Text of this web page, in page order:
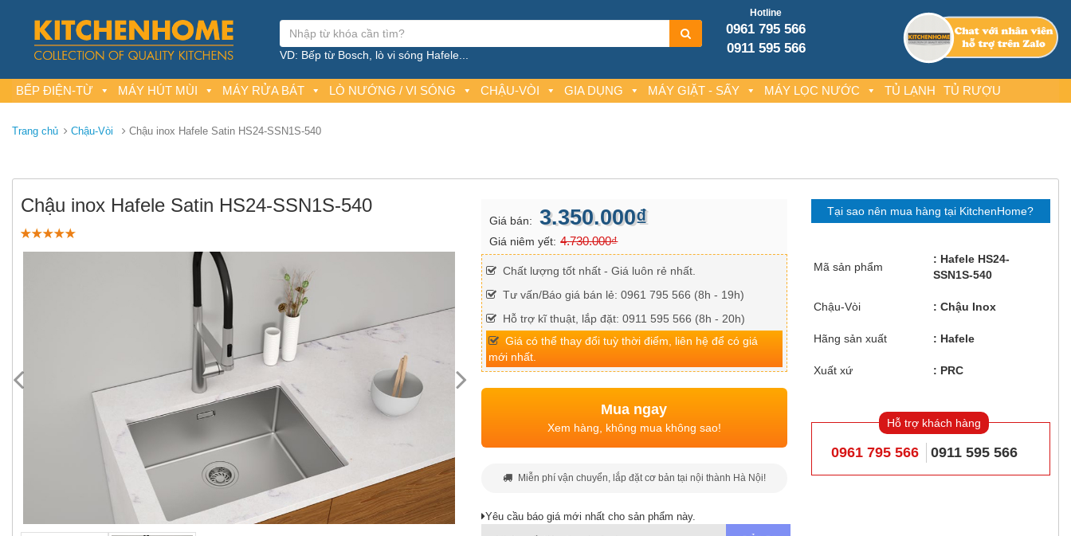
Hotline
0961 795 566
0911 595 566
VD: Bếp từ Bosch, lò vi sóng Hafele...
BẾP ĐIỆN-TỪ MÁY HÚT MÙI MÁY RỬA BÁT LÒ NƯỚNG / VI SÓNG CHẬU-VÒI GIA DỤNG MÁY GIẶT - SẤY MÁY LỌC NƯỚC TỦ LẠNH TỦ RƯỢU
Trang chủ Chậu-Vòi Chậu inox Hafele Satin HS24-SSN1S-540
Chậu inox Hafele Satin HS24-SSN1S-540
Giá bán: 3.350.000₫
Giá niêm yết: 4.730.000₫
Chất lượng tốt nhất - Giá luôn rẻ nhất.
Tư vấn/Báo giá bán lẻ: 0961 795 566 (8h - 19h)
Hỗ trợ kĩ thuật, lắp đặt: 0911 595 566 (8h - 20h)
Giá có thể thay đổi tuỳ thời điểm, liên hệ để có giá
mới nhất.
Mua ngay
Xem hàng, không mua không sao!
Miễn phí vận chuyển, lắp đặt cơ bản tại nội thành Hà Nội!
Yêu cầu báo giá mới nhất cho sản phẩm này.
Tại sao nên mua hàng tại KitchenHome?
Mã sản phẩm
Hafele HS24-
SSN1S-540
Chậu-Vòi Chậu Inox
Hãng sản xuất Hafele
Xuất xứ PRC
Hỗ trợ khách hàng
0961 795 566 0911 595 566